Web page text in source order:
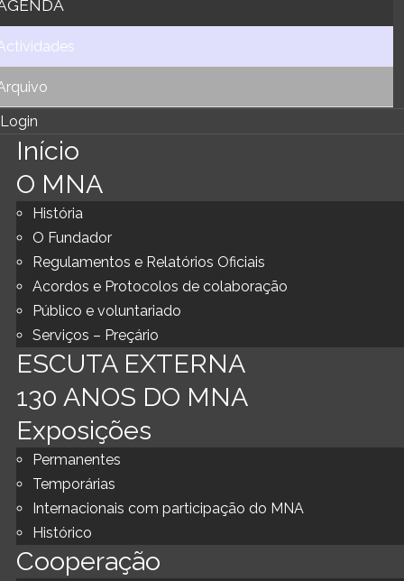
Login
Início
O MNA
História
O Fundador
Regulamentos e Relatórios Oficiais
Acordos e Protocolos de colaboração
Público e voluntariado
Serviços – Preçário
ESCUTA EXTERNA
130 ANOS DO MNA
Exposições
Permanentes
Temporárias
Internacionais com participação do MNA
Histórico
Cooperação